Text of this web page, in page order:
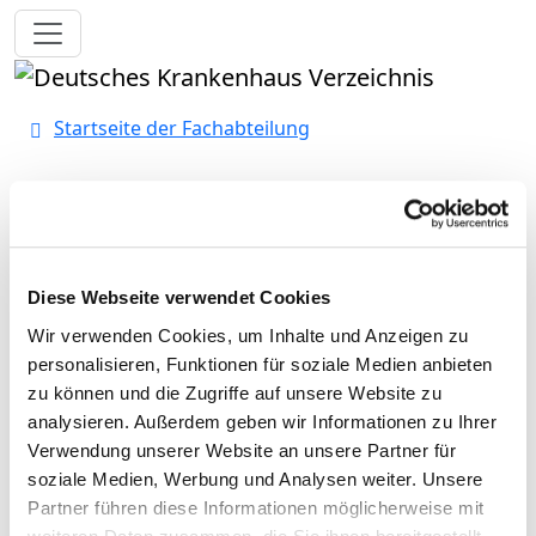
Diese Webseite verwendet Cookies
Wir verwenden Cookies, um Inhalte und Anzeigen zu
personalisieren, Funktionen für soziale Medien anbieten
zu können und die Zugriffe auf unsere Website zu
analysieren. Außerdem geben wir Informationen zu Ihrer
Verwendung unserer Website an unsere Partner für
soziale Medien, Werbung und Analysen weiter. Unsere
Partner führen diese Informationen möglicherweise mit
Toggle navigation
Startseite der Fachabteilung
Universitätsklinikum Köln
Passend dazu:
Ärzte & Ärztinnen
Pflegepersonal
Personelle Ausstattung der Fachabteilung mit
Pflegepersonal. Mitarbeitende, die nicht eindeutig einer
Fachabteilung zugeordnet werden können, werden